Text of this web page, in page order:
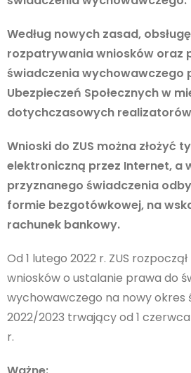
Według nowych zasad,
rozpatrywania wniosków oraz
świadczenia wychowawczego
Ubezpieczeń Społecznych w
dotychczasowych
Wnioski do ZUS można złożyć
elektroniczną przez Internet, a
przyznanego świadczenia
formie bezgotówkowej, na
rachunek bankowy.
Od 1 lutego 2022 r. ZUS
wniosków o ustalanie prawa do
wychowawczego na nowy okres
2022/2023 trwający od 1 czerwca
r.